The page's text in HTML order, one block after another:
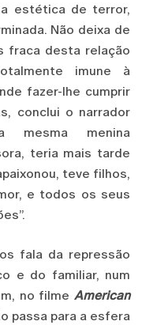
estética de terror,
Não deixa de
fraca desta relação
imune à
fazer-lhe cumprir
conclui o narrador
mesma menina
teria mais tarde
teve filhos,
e todos os seus
fala da repressão
e do familiar, num
no filme American
passa para a esfera